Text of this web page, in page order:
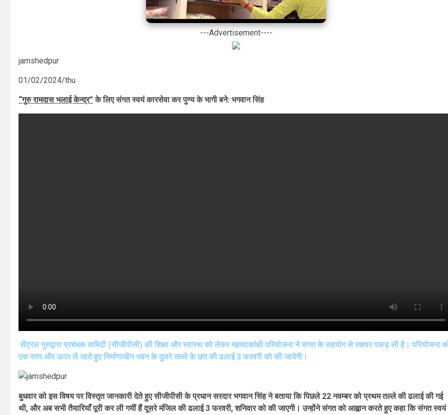
---Advertisement----
jamshedpur
01/02/2024/thu
“गुरु रामदास भलाई केन्द्र”के लिए संगत स्वयं कारसेवा कर पुण्य के भागी बने: भगवान सिंह
सेंट्रल गुरुद्वारा प्रबंधक कमिटी (सीजीपीसी) की शिक्षा और स्वास्थ को लेकर महत्वाकांक्षी परियोजना ने संगत के सहयोग से रफ़्तार पकड़ ली है। परियोजना
एक स्तर और ऊपर ले जाते हुए निर्माणाधीन भवन के दुसरे तल्ले के छत की ढलाई 3 फरवरी को की जायेगी।
बुधवार को इस विषय पर विस्तृत जानकारी देते हुए सीजीपीसी के प्रधान सरदार भगवान सिंह ने बताया कि पिछले 22 नवम्बर को प्रथम तल्ले की ढलाई की गई
थी, और अब सभी तैयारियाँ पूरी कर ली गयीं हैं दूसरे मंजिल की ढलाई 3 फरवरी, शनिवार को की जाएगी। उन्होंने संगत को आह्वान करते हुए कहा कि संगत स्वयं